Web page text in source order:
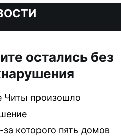
остались без
Читы произошло
которого пять домов